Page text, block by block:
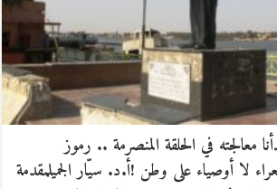
معالجته في الحلقة المنصرمة .. رموز
الحلقة 19 : شعراء لا أوصياء على وطن !أ.د. سيّار الجميلمقدمة